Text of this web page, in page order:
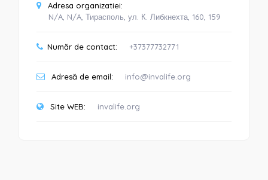
Adresa organizatiei:
N/A, N/A, Тирасполь, ул. К. Либкнехта, 160, 159
Număr de contact: +37377732771
Adresă de email: info@invalife.org
Site WEB: invalife.org